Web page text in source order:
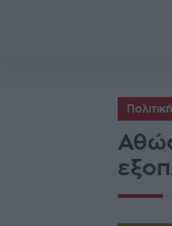
Πολιτική